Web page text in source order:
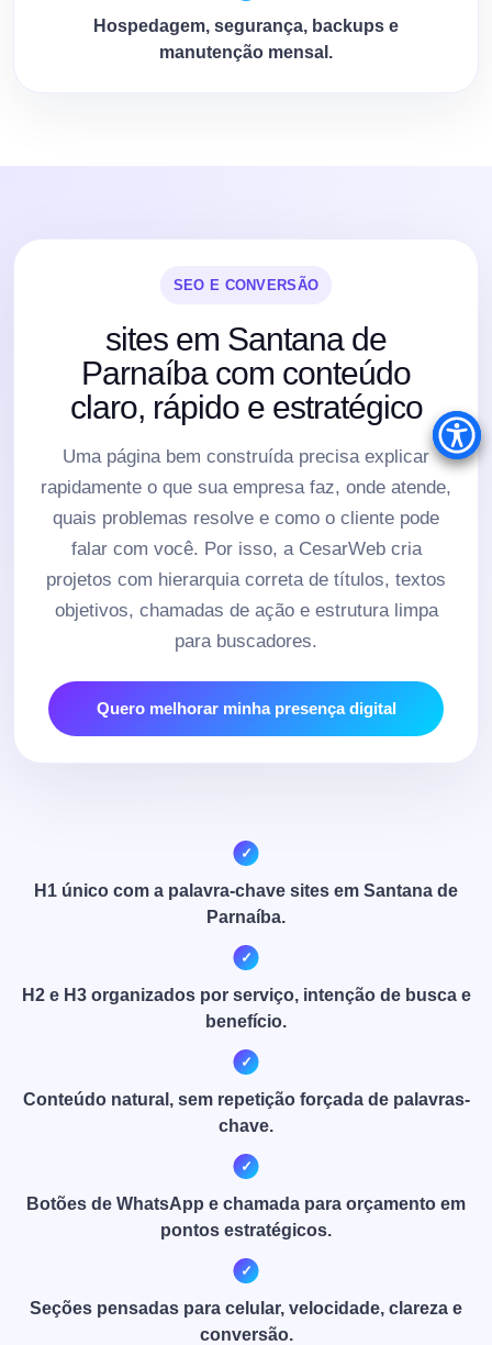
Hospedagem, segurança, backups e
manutenção mensal.
SEO E CONVERSÃO
sites em Santana de
Parnaíba com conteúdo
claro, rápido e estratégico
Uma página bem construída precisa explicar
rapidamente o que sua empresa faz, onde atende,
quais problemas resolve e como o cliente pode
falar com você. Por isso, a CesarWeb cria
projetos com hierarquia correta de títulos, textos
objetivos, chamadas de ação e estrutura limpa
para buscadores.
Quero melhorar minha presença digital
H1 único com a palavra-chave sites em Santana de
Parnaíba.
H2 e H3 organizados por serviço, intenção de busca e
benefício.
Conteúdo natural, sem repetição forçada de palavras-
chave.
Botões de WhatsApp e chamada para orçamento em
pontos estratégicos.
Seções pensadas para celular, velocidade, clareza e
conversão.